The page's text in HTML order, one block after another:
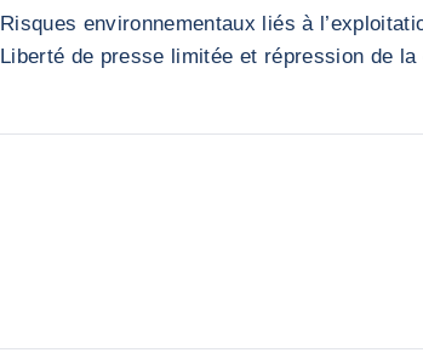
Risques environnementaux liés à
Liberté de presse limitée et répression de la